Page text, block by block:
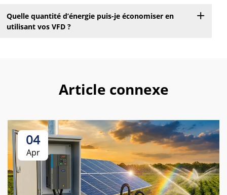
Quelle quantité d’énergie puis-je économiser en
utilisant vos VFD ?
Article connexe
04
Apr